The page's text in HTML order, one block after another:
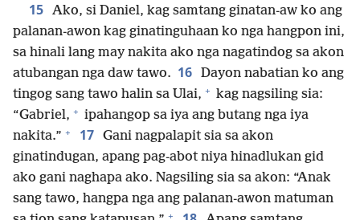
15 Ako, si Daniel, kag samtang ginatan-aw ko ang
palanan-awon kag ginatinguhaan ko nga hangpon ini,
sa hinali lang may nakita ako nga nagatindog sa akon
atubangan nga daw tawo. 16 Dayon nabatian ko ang
tingog sang tawo halin sa Ulai, + kag nagsiling sia:
“Gabriel, + ipahangop sa iya ang butang nga iya
nakita.” + 17 Gani nagpalapit sia sa akon
ginatindugan, apang pag-abot niya hinadlukan gid
ako gani naghapa ako. Nagsiling sia sa akon: “Anak
sang tawo, hangpa nga ang palanan-awon matuman
+